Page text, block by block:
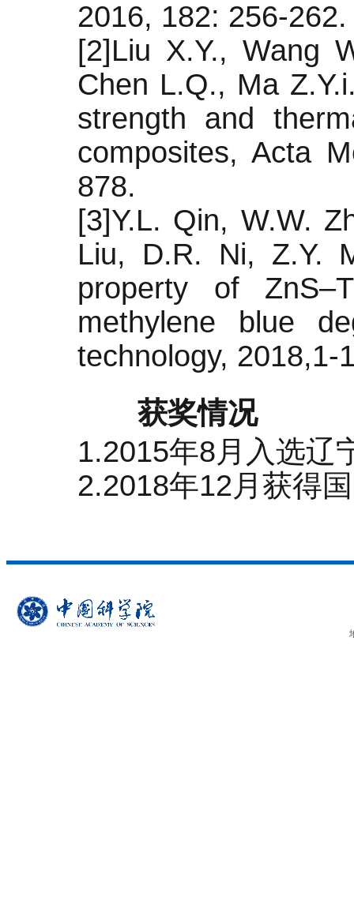
2016, 182: 256-262.
[2]Liu X.Y., Wang
Chen L.Q., Ma
strength and
composites, Acta
878.
[3]Y.L. Qin, W.W.
Liu, D.R. Ni, Z.Y.
property of
methylene blue
technology, 2018,1-
获奖情况
1.2015年8月入选辽
2.2018年12月获得